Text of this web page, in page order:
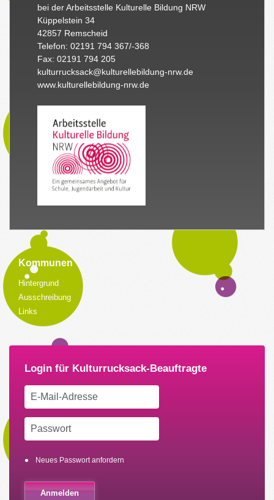
bei der Arbeitsstelle Kulturelle Bildung NRW
Küppelstein 34
42857 Remscheid
Telefon: 02191 794 367/-368
Fax: 02191 794 205
kulturrucksack@kulturellebildung-nrw.de
www.kulturellebildung-nrw.de
Kommunen
Hintergrund
Ausschreibung
Links
Neues Passwort anfordern